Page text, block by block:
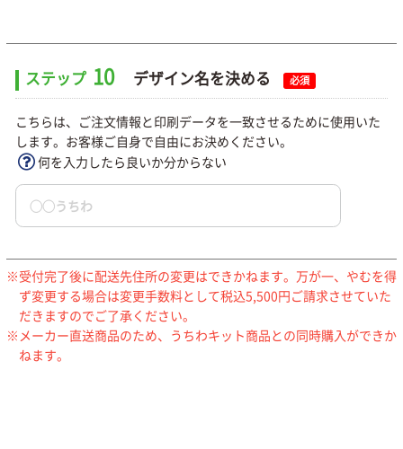
ステップ 10 デザイン名を決める 必須
こちらは、ご注文情報と印刷データを一致させるために使用いた
します。お客様ご自身で自由にお決めください。
何を入力したら良いか分からない
受付完了後に配送先住所の変更はできかねます。万が一、やむを得
ず変更する場合は変更手数料として税込5,500円ご請求させていた
だきますのでご了承ください。
メーカー直送商品のため、うちわキット商品との同時購入ができか
ねます。